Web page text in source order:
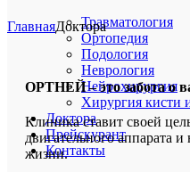
Травматология
Ортопедия
Подология
Неврология
Нейрохирургия
Хирургия кисти
Доктора
Прейскурант
Контакты
ГлавнаяДоктора
ОРТНЕЙ – это забота о
Клиника ставит своей
двигательного аппарата
жизни.